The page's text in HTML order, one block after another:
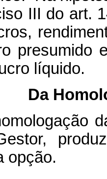
III do art.
presumido
líquido.
Da
opção.